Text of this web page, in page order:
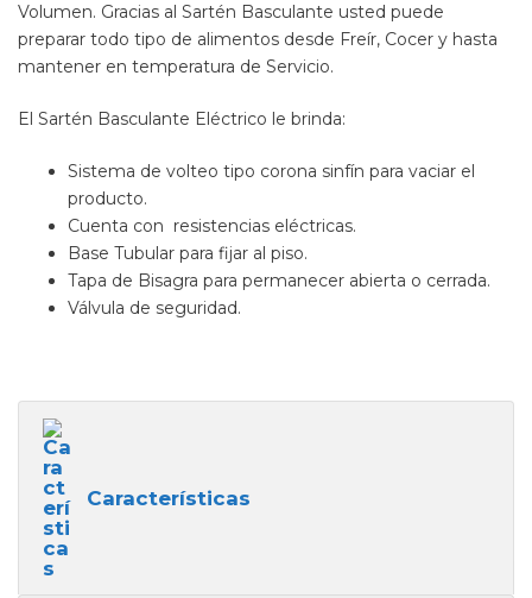
Volumen. Gracias al Sartén Basculante usted puede
preparar todo tipo de alimentos desde Freír, Cocer y hasta
mantener en temperatura de Servicio.
El Sartén Basculante Eléctrico le brinda:
Sistema de volteo tipo corona sinfín para vaciar el
producto.
Cuenta con resistencias eléctricas.
Base Tubular para fijar al piso.
Tapa de Bisagra para permanecer abierta o cerrada.
Válvula de seguridad.
Características